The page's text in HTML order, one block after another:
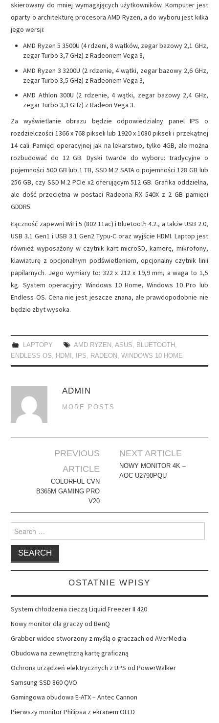
skierowany do mniej wymagających użytkowników. Komputer jest
oparty o architekturę procesora AMD Ryzen, a do wyboru jest kilka
jego wersji:
AMD Ryzen 5 3500U (4 rdzeni, 8 wątków, zegar bazowy 2,1 GHz,
zegar Turbo 3,7 GHz) z Radeonem Vega 8,
AMD Ryzen 3 3200U (2 rdzenie, 4 wątki, zegar bazowy 2,6 GHz,
zegar Turbo 3,5 GHz) z Radeonem Vega 3,
AMD Athlon 300U (2 rdzenie, 4 wątki, zegar bazowy 2,4 GHz,
zegar Turbo 3,3 GHz) z Radeon Vega 3.
Za wyświetlanie obrazu będzie odpowiedzialny panel IPS o
rozdzielczości 1366 x 768 pikseli lub 1920 x 1080 pikseli i przekątnej
14 cali. Pamięci operacyjnej jak na lekarstwo, tylko 4GB, ale można
rozbudować do 12 GB. Dyski twarde do wyboru: tradycyjne o
pojemności 500 GB lub 1 TB, SSD M.2 SATA o pojemności 128 GB lub
256 GB, czy SSD M.2 PCIe x2 oferującym 512 GB. Grafika oddzielna,
ale dość przeciętna w postaci Radeona RX 540X z 2 GB pamięci
GDDR5.
Łączność zapewni WiFi 5 (802.11ac) i Bluetooth 4.2., a także USB 2.0,
USB 3.1 Gen1 i USB 3.1 Gen2 Typu-C oraz wyjście HDMI. Laptop jest
również wyposażony w czytnik kart microSD, kamerę, mikrofony,
klawiaturę z opcjonalnym podświetleniem, opcjonalny czytnik linii
papilarnych. Jego wymiary to: 322 x 212 x 19,9 mm, a waga to 1,5
kg. System operacyjny: Windows 10 Home, Windows 10 Pro lub
Endless OS. Cena nie jest jeszcze znana, ale prawdopodobnie nie
będzie zbyt wysoka.
LAPTOPY AMD RYZEN ASUS BLUETOOTH
ENDLESS OS
HDMI IPS RADEON ,WINDOWS 10 HOME
ADMIN
MORE POSTS
navigation
PREVIOUS
ARTICLE
COLORFUL CVN
B365M GAMING PRO
V20
NEXT ARTICLE
NOWY MONITOR 4K –
AOC U2790PQU
Search
for:
OSTATNIE WPISY
System chłodzenia cieczą Liquid Freezer II 420
Nowy monitor dla graczy od BenQ
Grabber wideo stworzony z myślą o graczach od AVerMedia
Obudowa na zewnętrzną kartę graficzną
Ochrona urządzeń elektrycznych z UPS od PowerWalker
Samsung SSD 860 QVO
Gamingowa obudowa E-ATX – Antec Cannon
Pierwszy monitor Philipsa z ekranem OLED